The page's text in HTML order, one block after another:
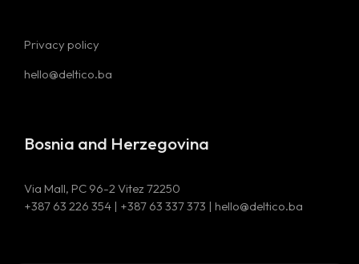
Privacy policy
hello@deltico.ba
Bosnia and Herzegovina
Via Mall, PC 96-2 Vitez 72250
+387 63 226 354 | +387 63 337 373 | hello@deltico.ba